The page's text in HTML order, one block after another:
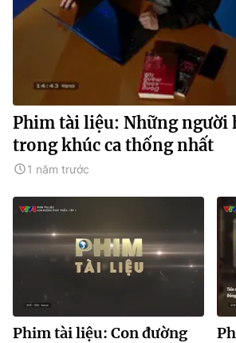
Phim tài liệu: Những người
trong khúc ca thống nhất
1 năm trước
Phim tài liệu: Con đường